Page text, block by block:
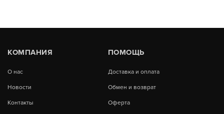
КОМПАНИЯ
О нас
Новости
Контакты
ПОМОЩЬ
Доставка и оплата
Обмен и возврат
Оферта